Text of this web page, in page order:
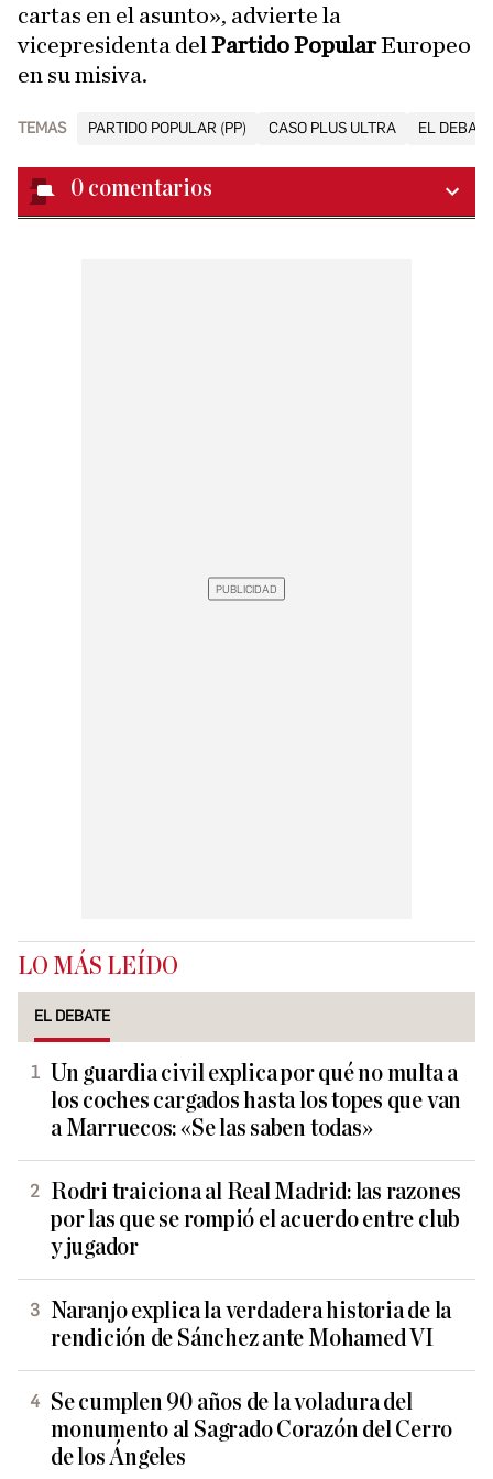
cartas en el asunto», advierte la
vicepresidenta del Partido PopularEuropeo
en su misiva.
TEMAS PARTIDO POPULAR (PP) CASO PLUS ULTRA EL
0 comentarios
LO MÁS LEÍDO
EL DEBATE
Un guardia civil explica por qué no multa a
los coches cargados hasta los topes que van
a Marruecos: «Se las saben todas»
Rodri traiciona al Real Madrid: las razones
por las que se rompió el acuerdo entre club
y jugador
Naranjo explica la verdadera historia de la
rendición de Sánchez ante Mohamed VI
Se cumplen 90 años de la voladura del
monumento al Sagrado Corazón del Cerro
de los Ángeles